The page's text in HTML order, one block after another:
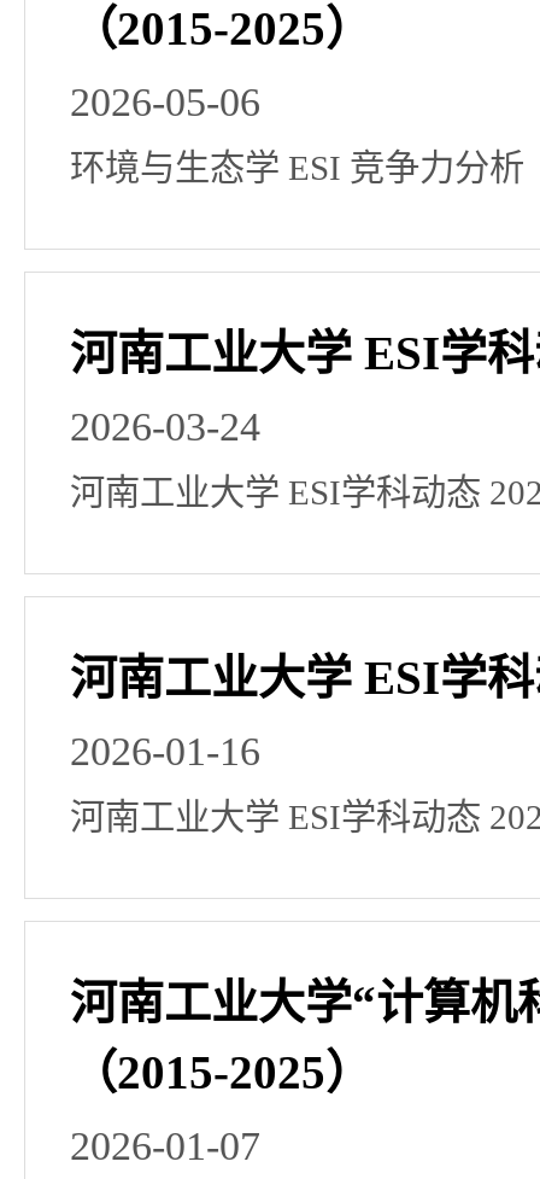
（2015-2025）
2026-05-06
环境与生态学 ESI 竞争力分析
河南工业大学 ESI学
2026-03-24
河南工业大学 ESI学科动态
河南工业大学 ESI学
2026-01-16
河南工业大学 ESI学科动态
河南工业大学“计算机
（2015-2025）
2026-01-07